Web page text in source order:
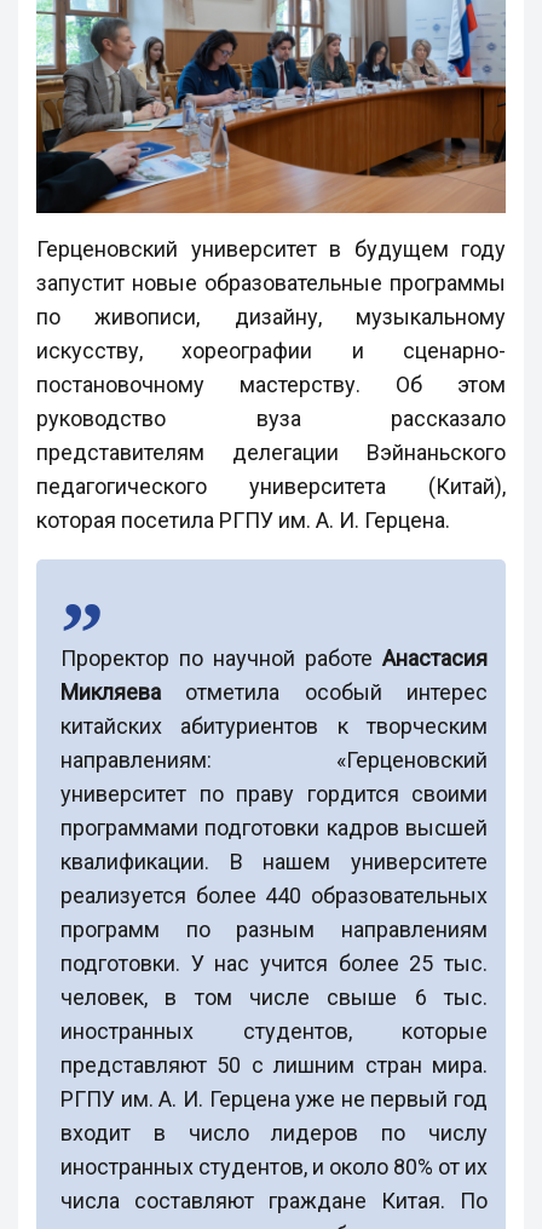
Герценовский университет в будущем году
запустит новые образовательные программы
по живописи, дизайну, музыкальному
искусству, хореографии и сценарно-
постановочному мастерству. Об этом
руководство вуза рассказало
представителям делегации Вэйнаньского
педагогического университета (Китай),
которая посетила РГПУ им. А. И. Герцена.
Проректор по научной работе Анастасия
Микляева отметила особый интерес
китайских абитуриентов к творческим
направлениям: «Герценовский
университет по праву гордится своими
программами подготовки кадров высшей
квалификации. В нашем университете
реализуется более 440 образовательных
программ по разным направлениям
подготовки. У нас учится более 25 тыс.
человек, в том числе свыше 6 тыс.
иностранных студентов, которые
представляют 50 с лишним стран мира.
РГПУ им. А. И. Герцена уже не первый год
входит в число лидеров по числу
иностранных студентов, и около 80% от их
числа составляют граждане Китая. По